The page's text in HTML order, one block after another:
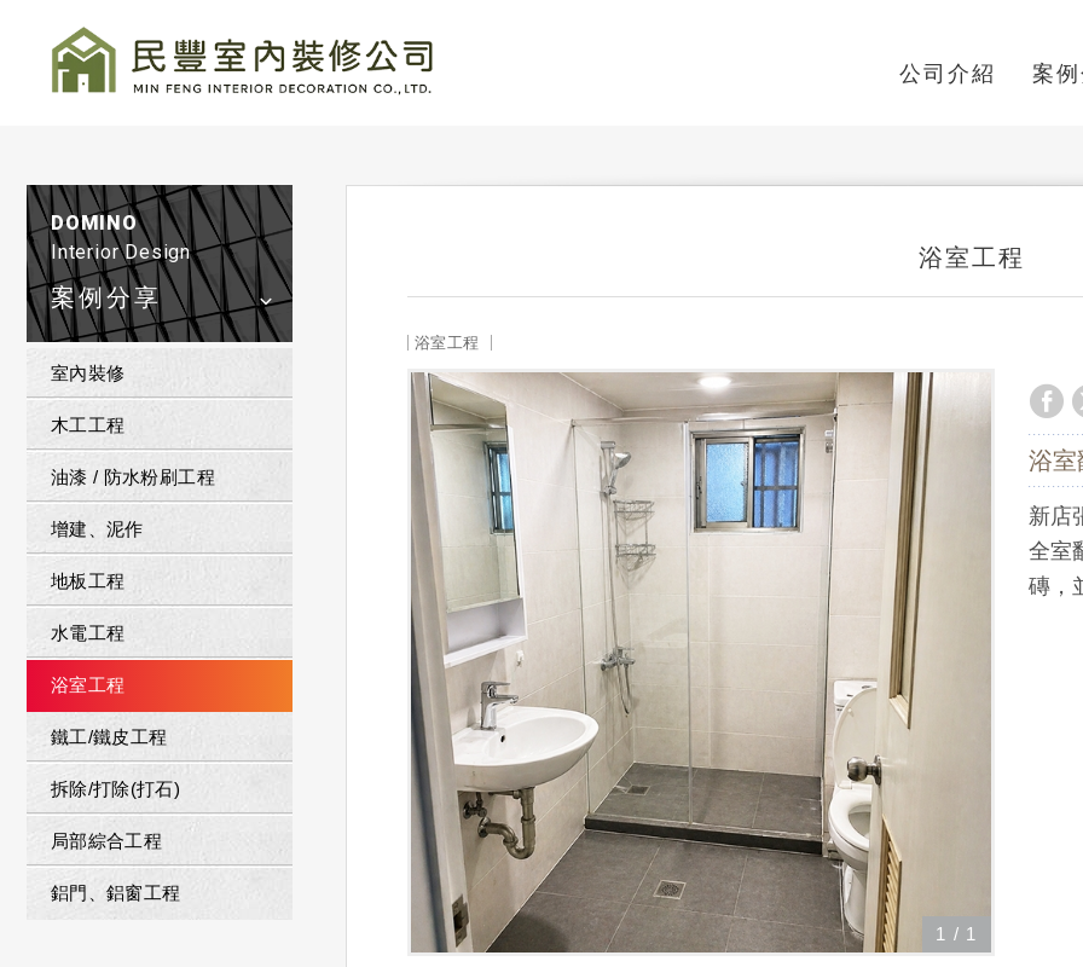
公司介紹 案
DOMINO
Interior Design
案例分享
室內裝修
木工工程
油漆 / 防水粉刷工程
增建、泥作
地板工程
水電工程
浴室工程
鐵工/鐵皮工程
拆除/打除(打石)
局部綜合工程
鋁門、鋁窗工程
浴室工程
浴室工程
浴
新店
全室
磚，
1 / 1